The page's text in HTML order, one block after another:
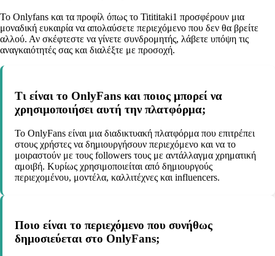
Το Onlyfans και τα προφίλ όπως το Titititaki1 προσφέρουν μια
μοναδική ευκαιρία να απολαύσετε περιεχόμενο που δεν θα βρείτε
αλλού. Αν σκέφτεστε να γίνετε συνδρομητής, λάβετε υπόψη τις
αναγκαιότητές σας και διαλέξτε με προσοχή.
Τι είναι το OnlyFans και ποιος μπορεί να
χρησιμοποιήσει αυτή την πλατφόρμα;
Το OnlyFans είναι μια διαδικτυακή πλατφόρμα που επιτρέπει
στους χρήστες να δημιουργήσουν περιεχόμενο και να το
μοιραστούν με τους followers τους με αντάλλαγμα χρηματική
αμοιβή. Κυρίως χρησιμοποιείται από δημιουργούς
περιεχομένου, μοντέλα, καλλιτέχνες και influencers.
Ποιο είναι το περιεχόμενο που συνήθως
δημοσιεύεται στο OnlyFans;